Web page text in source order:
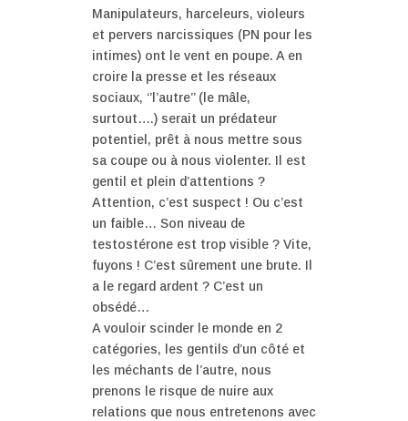
Manipulateurs, harceleurs, violeurs
et pervers narcissiques (PN pour les
intimes) ont le vent en poupe. A en
croire la presse et les réseaux
sociaux, ‘’l’autre’’ (le mâle,
surtout….) serait un prédateur
potentiel, prêt à nous mettre sous
sa coupe ou à nous violenter. Il est
gentil et plein d’attentions ?
Attention, c’est suspect ! Ou c’est
un faible… Son niveau de
testostérone est trop visible ? Vite,
fuyons ! C’est sûrement une brute. Il
a le regard ardent ? C’est un
obsédé…
A vouloir scinder le monde en 2
catégories, les gentils d’un côté et
les méchants de l’autre, nous
prenons le risque de nuire aux
relations que nous entretenons avec